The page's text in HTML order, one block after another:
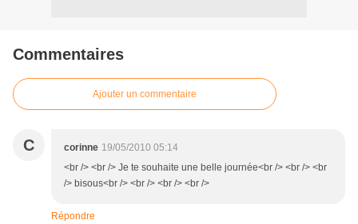
Commentaires
Ajouter un commentaire
C corinne 19/05/2010 05:14
<br /> <br /> Je te souhaite une belle journée<br /> <br /> <br
/> bisous<br /> <br /> <br /> <br />
Répondre